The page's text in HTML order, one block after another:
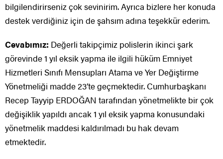
bilgilendirirseniz çok sevinirim. Ayrıca bizlere her konuda
destek verdiğiniz için de şahsım adına teşekkür ederim.
Cevabımız: Değerli takipçimiz polislerin ikinci şark
görevinde 1 yıl eksik yapma ile ilgili hüküm Emniyet
Hizmetleri Sınıfı Mensupları Atama ve Yer Değiştirme
Yönetmeliği madde 23’te geçmektedir. Cumhurbaşkanı
Recep Tayyip ERDOĞAN tarafından yönetmelikte bir çok
değişiklik yapıldı ancak 1 yıl eksik yapma konusundaki
yönetmelik maddesi kaldırılmadı bu hak devam
etmektedir.